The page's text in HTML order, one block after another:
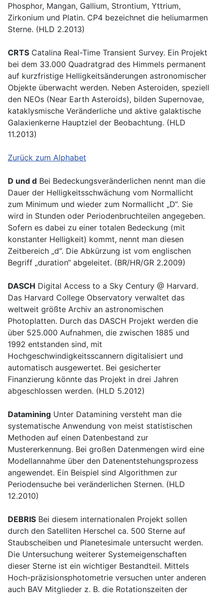
Phosphor, Mangan, Gallium, Strontium, Yttrium,
Zirkonium und Platin. CP4 bezeichnet die heliumarmen
Sterne. (HLD 2.2013)
CRTS Catalina Real-Time Transient Survey. Ein Projekt
bei dem 33.000 Quadratgrad des Himmels permanent
auf kurzfristige Helligkeitsänderungen astronomischer
Objekte überwacht werden. Neben Asteroiden, speziell
den NEOs (Near Earth Asteroids), bilden Supernovae,
kataklysmische Veränderliche und aktive galaktische
Galaxienkerne Hauptziel der Beobachtung. (HLD
11.2013)
Zurück zum Alphabet
D und d Bei Bedeckungsveränderlichen nennt man die
Dauer der Helligkeitsschwächung vom Normallicht
zum Minimum und wieder zum Normallicht „D“. Sie
wird in Stunden oder Periodenbruchteilen angegeben.
Sofern es dabei zu einer totalen Bedeckung (mit
konstanter Helligkeit) kommt, nennt man diesen
Zeitbereich „d“. Die Abkürzung ist vom englischen
Begriff „duration“ abgeleitet. (BR/HR/GR 2.2009)
DASCH Digital Access to a Sky Century @ Harvard.
Das Harvard College Observatory verwaltet das
weltweit größte Archiv an astronomischen
Photoplatten. Durch das DASCH Projekt werden die
über 525.000 Aufnahmen, die zwischen 1885 und
1992 entstanden sind, mit
Hochgeschwindigkeitsscannern digitalisiert und
automatisch ausgewertet. Bei gesicherter
Finanzierung könnte das Projekt in drei Jahren
abgeschlossen werden. (HLD 5.2012)
Datamining Unter Datamining versteht man die
systematische Anwendung von meist statistischen
Methoden auf einen Datenbestand zur
Mustererkennung. Bei großen Datenmengen wird eine
Modellannahme über den Datenentstehungsprozess
angewendet. Ein Beispiel sind Algorithmen zur
Periodensuche bei veränderlichen Sternen. (HLD
12.2010)
DEBRIS Bei diesem internationalen Projekt sollen
durch den Satelliten Herschel ca. 500 Sterne auf
Staubscheiben und Planetesimale untersucht werden.
Die Untersuchung weiterer Systemeigenschaften
dieser Sterne ist ein wichtiger Bestandteil. Mittels
Hoch-präzisionsphotometrie versuchen unter anderen
auch BAV Mitglieder z. B. die Rotationszeiten der